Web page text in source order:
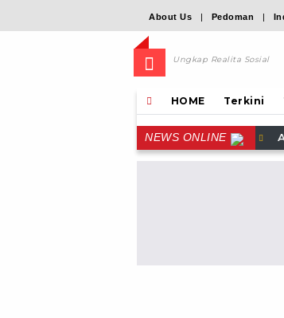
About Us | Pedoman |
Ungkap Realita Sosial
HOME Terkini
NEWS ONLINE